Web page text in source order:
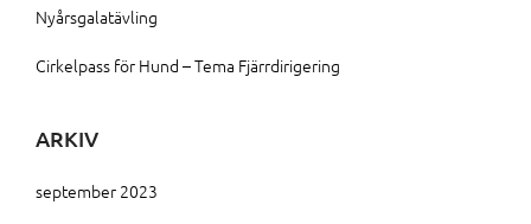
Nyårsgalatävling
Cirkelpass för Hund – Tema Fjärrdirigering
ARKIV
september 2023